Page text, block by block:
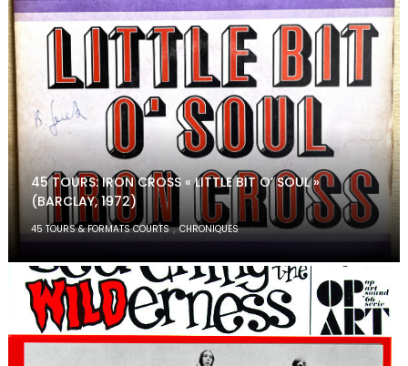
45 TOURS: IRON CROSS « LITTLE BIT O’ SOUL »
(BARCLAY, 1972)
45 TOURS & FORMATS COURTS,CHRONIQUES